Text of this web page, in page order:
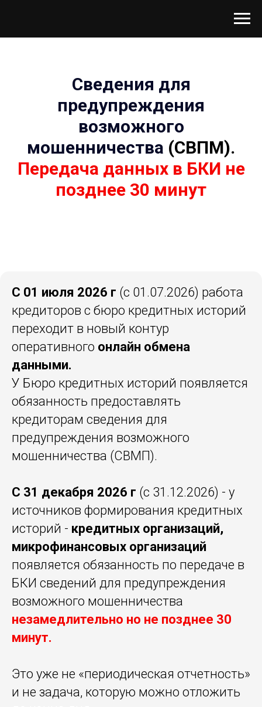
Сведения для
предупреждения
возможного
мошенничества (СВПМ).
Передача данных в БКИ не
позднее 30 минут
С 01 июля 2026 г (с 01.07.2026) работа
кредиторов с бюро кредитных историй
переходит в новый контур
оперативного онлайн обмена
данными.
У Бюро кредитных историй появляется
обязанность предоставлять
кредиторам сведения для
предупреждения возможного
мошенничества (СВМП).
С 31 декабря 2026 г (с 31.12.2026) - у
источников формирования кредитных
историй - кредитных организаций,
микрофинансовых организаций
появляется обязанность по передаче в
БКИ сведений для предупреждения
возможного мошенничества
незамедлительно но не позднее 30
минут.
Это уже не «периодическая отчетность»
и не задача, которую можно отложить